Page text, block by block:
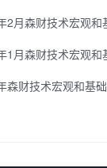
2月森财技术宏观和
1月森财技术宏观和
森财技术宏观和基